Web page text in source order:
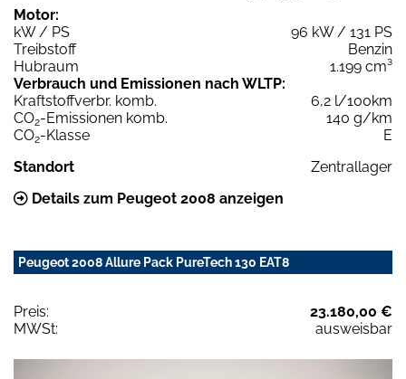
Motor:
kW / PS
96 kW / 131 PS
Treibstoff
Benzin
Hubraum
1.199 cm³
Verbrauch und Emissionen nach WLTP:
Kraftstoffverbr. komb.
6,2 l/100km
CO2-Emissionen komb.
140 g/km
CO2-Klasse
E
Standort
Zentrallager
Details zum Peugeot 2008 anzeigen
Peugeot 2008 Allure Pack PureTech 130 EAT8
Preis:
23.180,00 €
MWSt:
ausweisbar